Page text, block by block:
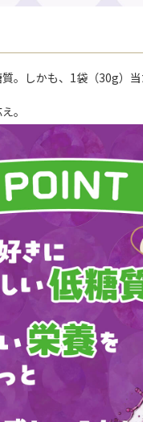
。しかも、1袋（30g）当
。